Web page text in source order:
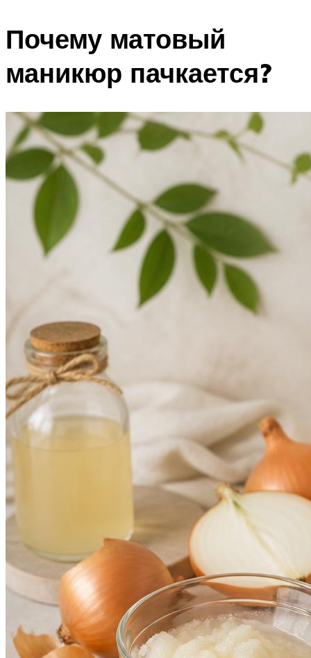
Почему матовый
маникюр пачкается?